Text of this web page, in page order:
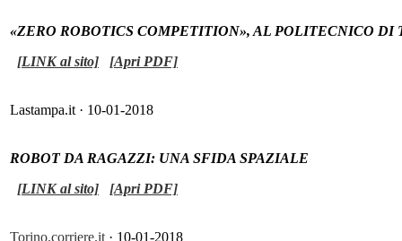
«ZERO ROBOTICS COMPETITION», AL POLITECNICO DI
[LINK al sito]
[Apri PDF]
Lastampa.it · 10-01-2018
ROBOT DA RAGAZZI: UNA SFIDA SPAZIALE
[LINK al sito]
[Apri PDF]
Torino.corriere.it · 10-01-2018